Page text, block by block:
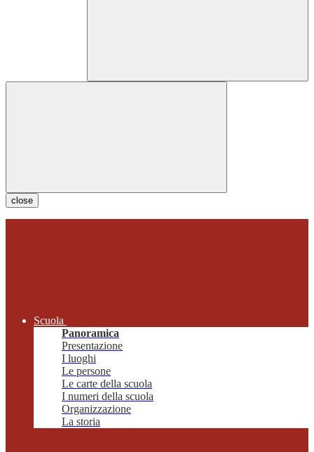
close
Scuola
Panoramica
Presentazione
I luoghi
Le persone
Le carte della scuola
I numeri della scuola
Organizzazione
La storia